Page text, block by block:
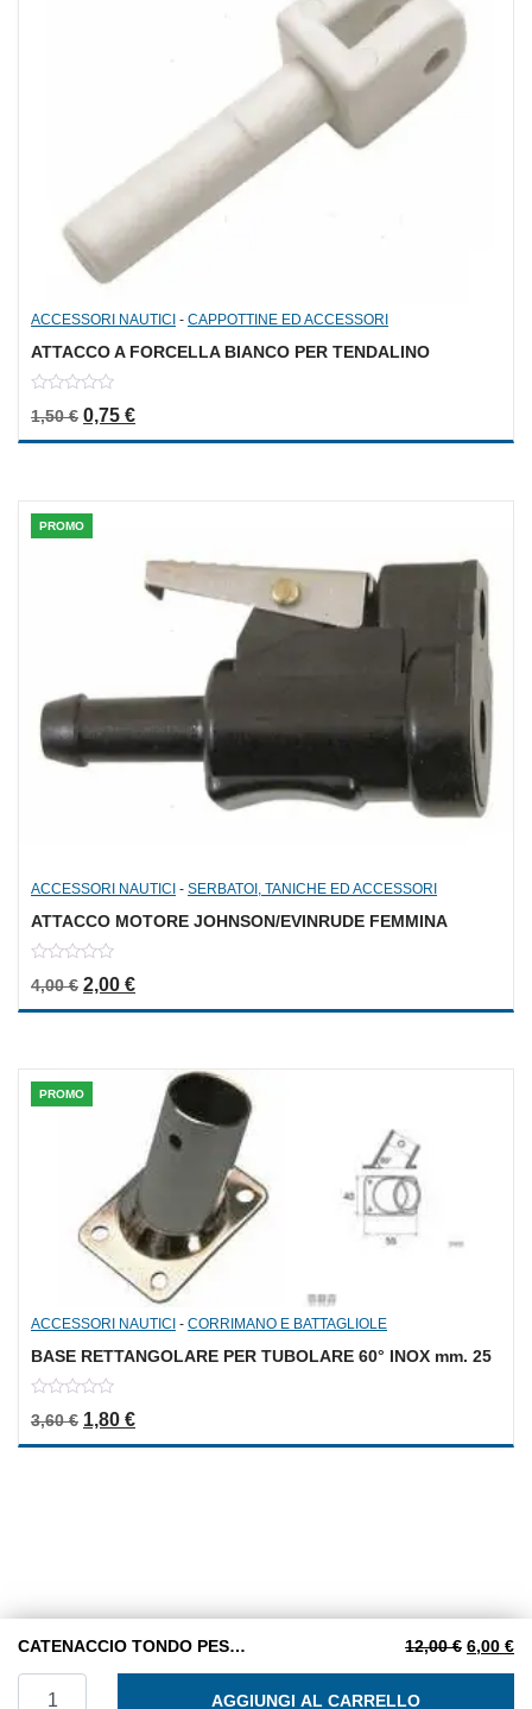
ACCESSORI NAUTICI - CAPPOTTINE ED ACCESSORI
ATTACCO A FORCELLA BIANCO PER TENDALINO
out
1,50€ Il prezzo originale era: 1,50 €.
0,75 €Il prezzo attuale è: 0,75 €.
PROMO
ACCESSORI NAUTICI - SERBATOI, TANICHE ED ACCESSORI
ATTACCO MOTORE JOHNSON/EVINRUDE FEMMINA
out
4,00€ Il prezzo originale era: 4,00 €.
2,00 €Il prezzo attuale è: 2,00 €.
PROMO
ACCESSORI NAUTICI - CORRIMANO E BATTAGLIOLE
BASE RETTANGOLARE PER TUBOLARE 60° INOX mm. 25
out
3,60€ Il prezzo originale era: 3,60 €.
1,80 €Il prezzo attuale è: 1,80 €.
CATENACCIO TONDO PESANTE CON PORTALUCCHETTO INOX MM. 150 12,00€ Il
6,00 €Il
AGGIUNGI AL CARRELLO